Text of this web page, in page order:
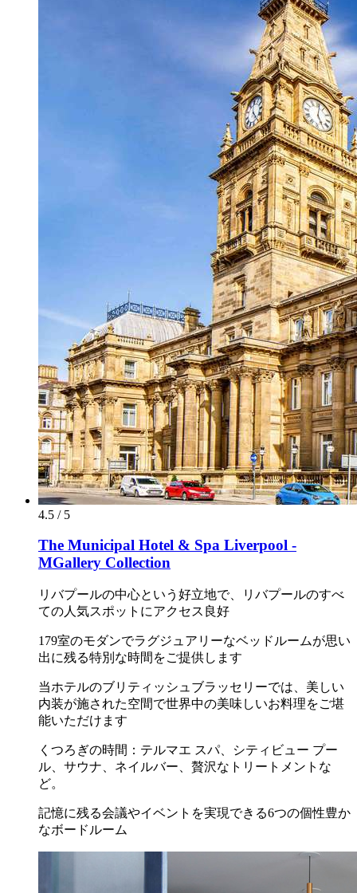
4.5 / 5
The Municipal Hotel & Spa Liverpool -
MGallery Collection
リバプールの中心という好立地で、リバプールのすべ
ての人気スポットにアクセス良好
179室のモダンでラグジュアリーなベッドルームが思い
出に残る特別な時間をご提供します
当ホテルのブリティッシュブラッセリーでは、美しい
内装が施された空間で世界中の美味しいお料理をご堪
能いただけます
くつろぎの時間：テルマエ スパ、シティビュー プー
ル、サウナ、ネイルバー、贅沢なトリートメントな
ど。
記憶に残る会議やイベントを実現できる6つの個性豊か
なボードルーム